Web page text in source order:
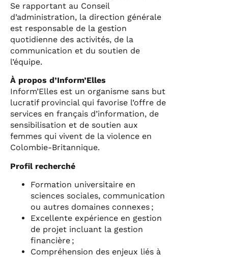
Se rapportant au Conseil
d’administration, la direction générale
est responsable de la gestion
quotidienne des activités, de la
communication et du soutien de
l’équipe.
À propos d’Inform’Elles
Inform’Elles est un organisme sans but
lucratif provincial qui favorise l’offre de
services en français d’information, de
sensibilisation et de soutien aux
femmes qui vivent de la violence en
Colombie-Britannique.
Profil recherché
Formation universitaire en
sciences sociales, communication
ou autres domaines connexes ;
Excellente expérience en gestion
de projet incluant la gestion
financière ;
Compréhension des enjeux liés à